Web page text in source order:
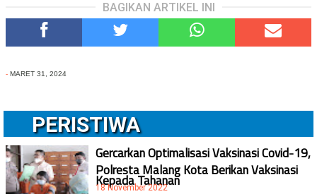
BAGIKAN ARTIKEL INI
- MARET 31, 2024
PERISTIWA
Gercarkan Optimalisasi Vaksinasi Covid-19,
Polresta Malang Kota Berikan Vaksinasi
Kepada Tahanan
18 November 2022